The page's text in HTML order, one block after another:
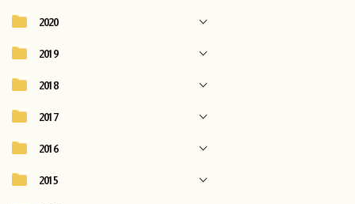
2020
2019
2018
2017
2016
2015